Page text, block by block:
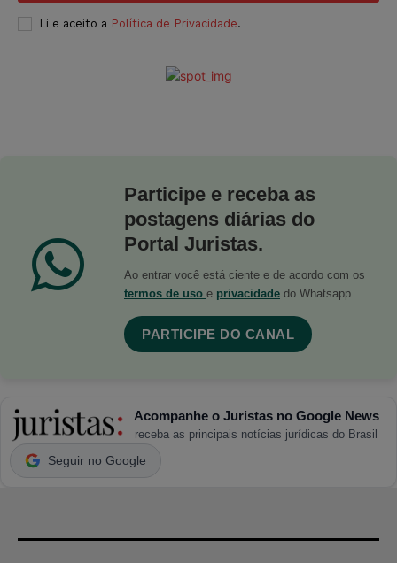
Li e aceito a Política de Privacidade.
Participe e receba as
postagens diárias do
Portal Juristas.
Ao entrar você está ciente e de acordo com os
termos de uso e privacidade do Whatsapp.
PARTICIPE DO CANAL
Acompanhe o Juristas no Google News
receba as principais notícias jurídicas do Brasil
Seguir no Google